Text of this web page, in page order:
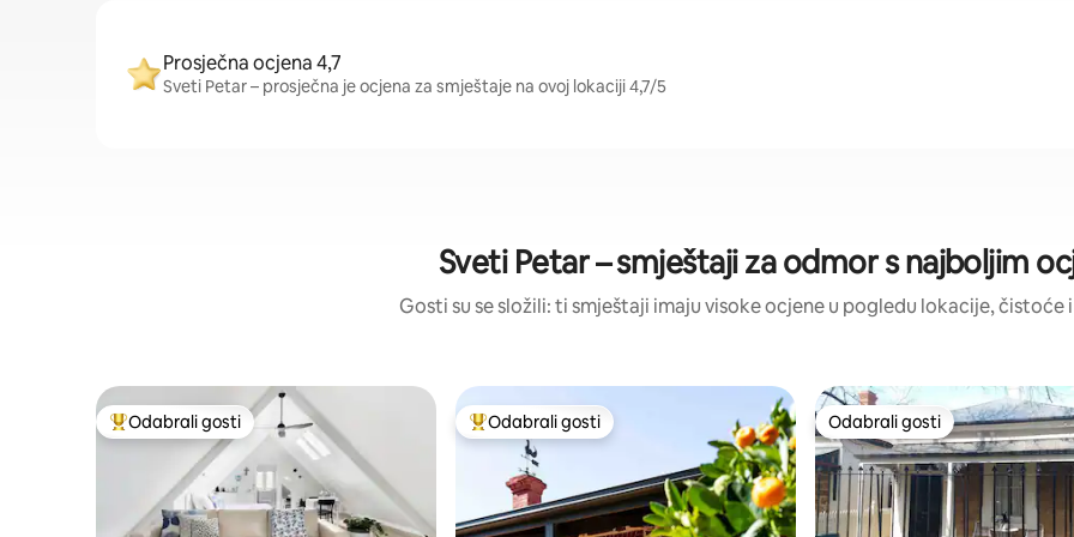
Prosječna ocjena 4,7
Sveti Petar – prosječna je ocjena za smještaje na ovoj lokaciji 4,7/5
Sveti Petar – smještaji za odmor s najboljim
Gosti su se složili: ti smještaji imaju visoke ocjene u pogledu lokacije, čistoće
Među najviše rangiranima s oznakom „Odabrali gosti”
Odabrali gosti Među najviše rangiranima s oznakom „Odabrali gosti”
Odabrali gosti Odabrali gosti
Odabrali gosti